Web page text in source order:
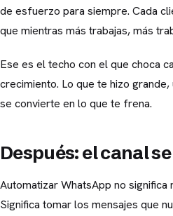
de esfuerzo para siempre. Cada
que mientras más trabajas, más
Ese es el techo con el que choca
crecimiento. Lo que te hizo
se convierte en lo que te frena.
Después: el canal
Automatizar WhatsApp no
Significa tomar los mensajes que